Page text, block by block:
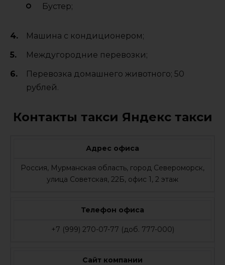
Бустер;
Машина с кондиционером;
Междугородние перевозки;
Перевозка домашнего животного; 50
рублей.
Контакты такси Яндекс такси
Адрес офиса
Россия, Мурманская область, город Североморск,
улица Советская, 22Б, офис 1, 2 этаж
Телефон офиса
+7 (999) 270-07-77 (доб. 777-000)
Сайт компании